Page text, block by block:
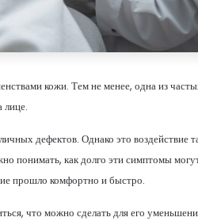
кожи. Тем не менее, одна из
лице.
дефектов. Однако это воздействие
понимать, как долго эти симптомы
прошло комфортно и быстро.
что можно сделать для его